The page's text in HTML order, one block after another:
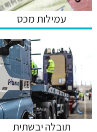
עמילות מכס
תובלה יבשתית